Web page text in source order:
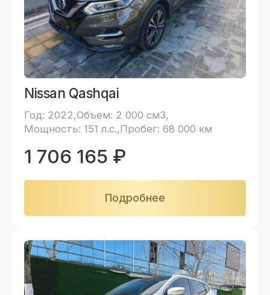
Nissan Qashqai
Год: 2022 Объем: 2 000 см3
Мощность: 151 л.с. Пробег: 68 000 км
1 706 165 ₽
Подробнее